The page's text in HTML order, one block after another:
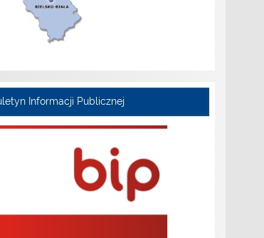
Informacji Publicznej